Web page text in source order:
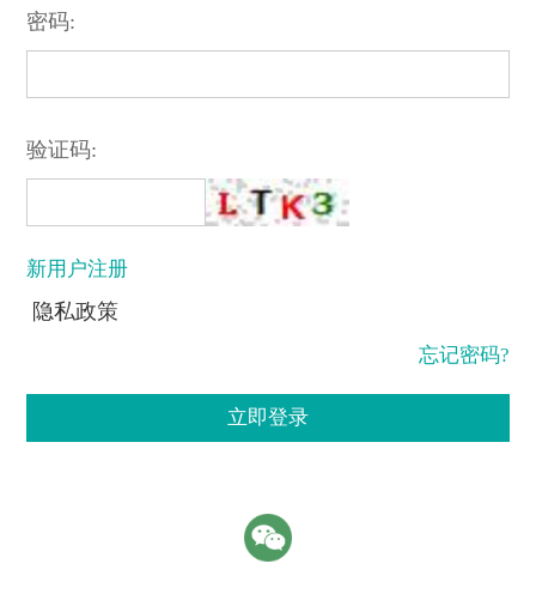
密码:
验证码:
新用户注册
隐私政策
忘记密码?
立即登录